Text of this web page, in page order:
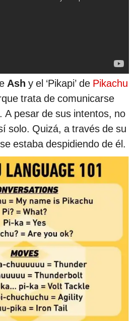
Ash y el ‘Pikapi’ de Pikachu
trata de comunicarse
A pesar de sus intentos, no
solo. Quizá, a través de su
se estaba despidiendo de él.